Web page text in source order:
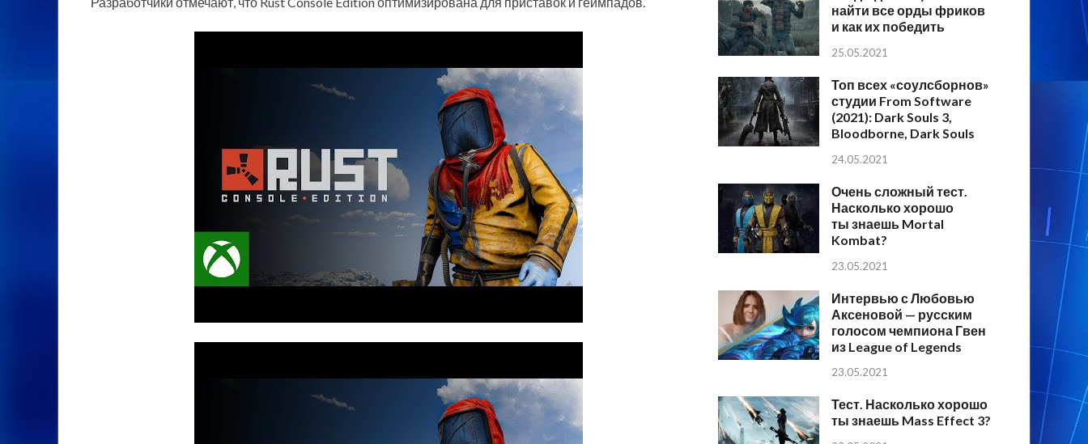
найти все орды фриков
и как их победить
25.05.2021
Топ всех «соулсборнов»
студии From Software
(2021): Dark Souls 3,
Bloodborne, Dark Souls
24.05.2021
Очень сложный тест.
Насколько хорошо
ты знаешь Mortal
Kombat?
23.05.2021
Интервью с Любовью
Аксеновой — русским
голосом чемпиона Гвен
из League of Legends
23.05.2021
Тест. Насколько хорошо
ты знаешь Mass Effect 3?